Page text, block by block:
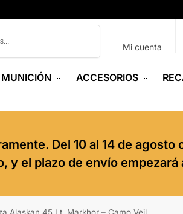
Mi cuenta
MUNICIÓN ACCESORIOS
Del 10 al 14 de
y el plazo de envío